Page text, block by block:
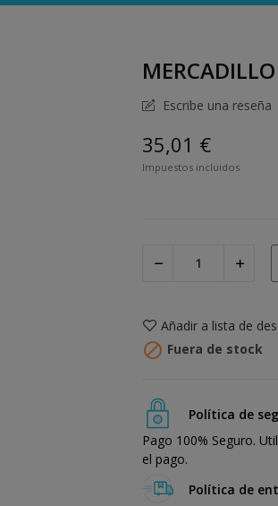
MERCADILLO
Escribe una reseña
35,01 €
Impuestos incluidos
Añadir a lista de
 Fuera de stock
Política de
Pago 100% Seguro.
el pago.
Política de